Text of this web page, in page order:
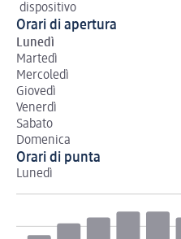
dispositivo
Orari di apertura
Lunedì
Martedì
Mercoledì
Giovedì
Venerdì
Sabato
Domenica
Orari di punta
Lunedì